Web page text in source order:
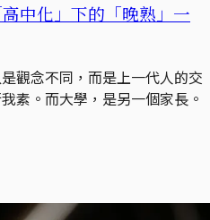
中化」下的「晚熟」一
觀念不同，而是上一代人的交
素。而大學，是另一個家長。